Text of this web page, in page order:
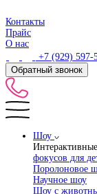
Контакты
Прайс
О нас
+7 (929) 597-
Обратный звонок
Шоу
фокусов для
Поролоновое
Научное шоу
Шоу с